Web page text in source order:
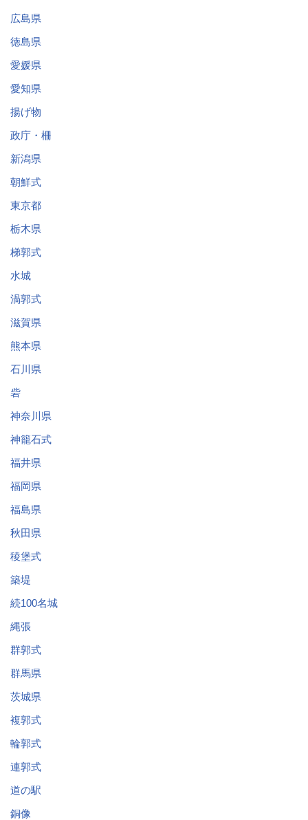
広島県
徳島県
愛媛県
愛知県
揚げ物
政庁・柵
新潟県
朝鮮式
東京都
栃木県
梯郭式
水城
渦郭式
滋賀県
熊本県
石川県
砦
神奈川県
神籠石式
福井県
福岡県
福島県
秋田県
稜堡式
築堤
続100名城
縄張
群郭式
群馬県
茨城県
複郭式
輪郭式
連郭式
道の駅
銅像